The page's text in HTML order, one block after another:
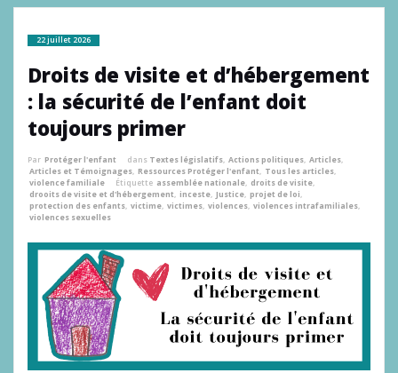
22 juillet 2026
Droits de visite et d’hébergement
: la sécurité de l’enfant doit
toujours primer
Par Protéger l'enfant dans Textes législatifs, Actions politiques, Articles,
Articles et Témoignages, Ressources Protéger l'enfant, Tous les articles,
violence familiale
Étiquette assemblée nationale, droits de visite,
drooits de visite et d'hébergement, inceste, Justice, projet de loi,
protection des enfants, victime, victimes, violences, violences intrafamiliales,
violences sexuelles